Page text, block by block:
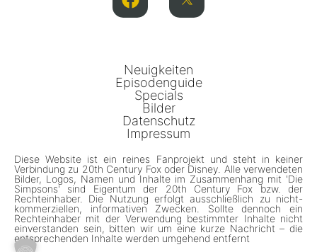
Neuigkeiten
Episodenguide
Specials
Bilder
Datenschutz
Impressum
Diese Website ist ein reines Fanprojekt und steht in keiner
Verbindung zu 20th Century Fox oder Disney. Alle verwendeten
Bilder, Logos, Namen und Inhalte im Zusammenhang mit 'Die
Simpsons' sind Eigentum der 20th Century Fox bzw. der
Rechteinhaber. Die Nutzung erfolgt ausschließlich zu nicht-
kommerziellen, informativen Zwecken. Sollte dennoch ein
Rechteinhaber mit der Verwendung bestimmter Inhalte nicht
einverstanden sein, bitten wir um eine kurze Nachricht – die
entsprechenden Inhalte werden umgehend entfernt